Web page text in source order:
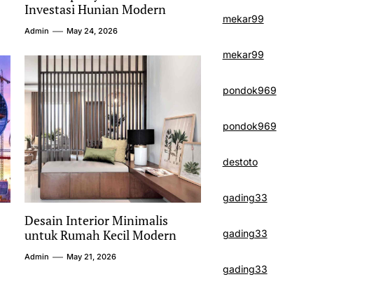
Investasi Hunian Modern
Admin May 24, 2026
Desain Interior Minimalis
untuk Rumah Kecil Modern
Admin May 21, 2026
mekar99
mekar99
pondok969
pondok969
destoto
gading33
gading33
gading33